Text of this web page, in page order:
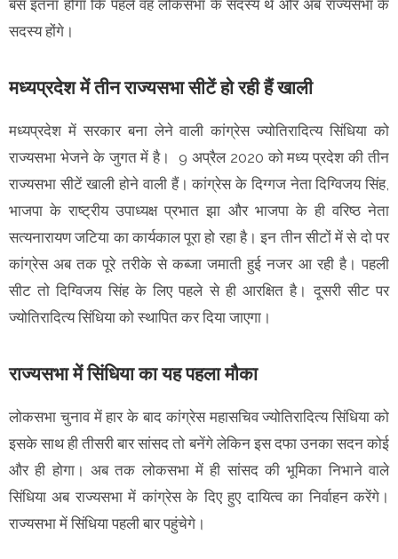
बस इतना होगा कि पहले वह लोकसभा के सदस्य थे और अब राज्यसभा के
सदस्य होंगे।
मध्यप्रदेश में तीन राज्यसभा सीटें हो रही हैं खाली
मध्यप्रदेश में सरकार बना लेने वाली कांग्रेस ज्योतिरादित्य सिंधिया को
राज्यसभा भेजने के जुगत में है। 9 अप्रैल 2020 को मध्य प्रदेश की तीन
राज्यसभा सीटें खाली होने वाली हैं। कांग्रेस के दिग्गज नेता दिग्विजय सिंह,
भाजपा के राष्ट्रीय उपाध्यक्ष प्रभात झा और भाजपा के ही वरिष्ठ नेता
सत्यनारायण जटिया का कार्यकाल पूरा हो रहा है। इन तीन सीटों में से दो पर
कांग्रेस अब तक पूरे तरीके से कब्जा जमाती हुई नजर आ रही है। पहली
सीट तो दिग्विजय सिंह के लिए पहले से ही आरक्षित है। दूसरी सीट पर
ज्योतिरादित्य सिंधिया को स्थापित कर दिया जाएगा।
राज्यसभा में सिंधिया का यह पहला मौका
लोकसभा चुनाव में हार के बाद कांग्रेस महासचिव ज्योतिरादित्य सिंधिया को
इसके साथ ही तीसरी बार सांसद तो बनेंगे लेकिन इस दफा उनका सदन कोई
और ही होगा। अब तक लोकसभा में ही सांसद की भूमिका निभाने वाले
सिंधिया अब राज्यसभा में कांग्रेस के दिए हुए दायित्व का निर्वाहन करेंगे।
राज्यसभा में सिंधिया पहली बार पहुंचेगे।